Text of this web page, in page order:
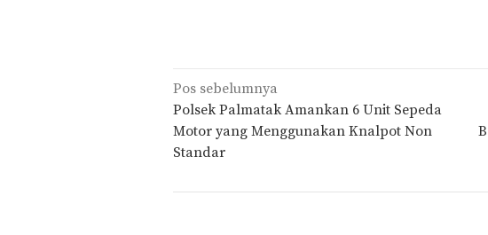
Navigasi
pos
Pos sebelumnya
Polsek Palmatak Amankan 6 Unit Sepeda
Motor yang Menggunakan Knalpot Non
Standar